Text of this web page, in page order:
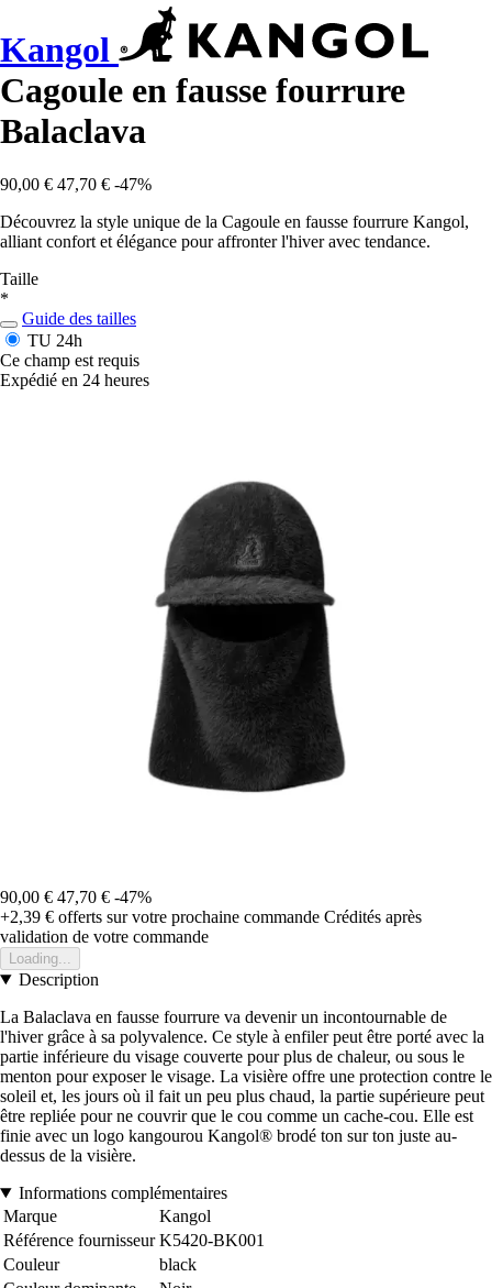
Kangol
Cagoule en fausse fourrure
Balaclava
90,00 € 47,70 € -47%
Découvrez la style unique de la Cagoule en fausse fourrure Kangol,
alliant confort et élégance pour affronter l'hiver avec tendance.
Taille
*
Guide des tailles
TU 24h
Ce champ est requis
Expédié en 24 heures
90,00 € 47,70 € -47%
+2,39 € offerts sur votre prochaine commande Crédités après
validation de votre commande
Loading...
Description
La Balaclava en fausse fourrure va devenir un incontournable de
l'hiver grâce à sa polyvalence. Ce style à enfiler peut être porté avec la
partie inférieure du visage couverte pour plus de chaleur, ou sous le
menton pour exposer le visage. La visière offre une protection contre le
soleil et, les jours où il fait un peu plus chaud, la partie supérieure peut
être repliée pour ne couvrir que le cou comme un cache-cou. Elle est
finie avec un logo kangourou Kangol® brodé ton sur ton juste au-
dessus de la visière.
Informations complémentaires
Marque
Kangol
Référence fournisseur K5420-BK001
Couleur
black